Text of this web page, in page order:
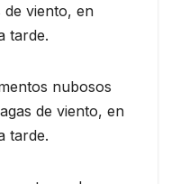
de viento, en
tarde.
nubosos
de viento, en
tarde.